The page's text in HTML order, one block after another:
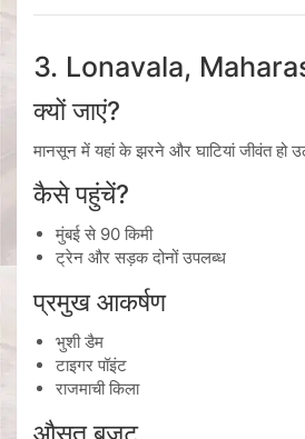
3. Lonavala,
क्यों जाएं?
मानसून में यहां के झरने और घाटियां जीवंत हो
कैसे पहुंचें?
मुंबईसे 90 किमी
ट्रेन और सड़क दोनों उपलब्ध
प्रमुख आकर्षण
भुशी डैम
टाइगर पॉइंट
राजमाची किला